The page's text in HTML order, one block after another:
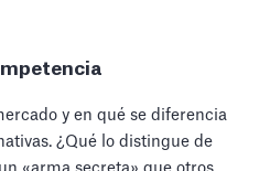
y en qué se diferencia
¿Qué lo distingue de